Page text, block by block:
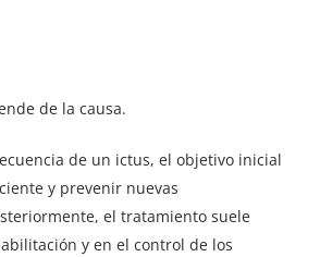
de la causa.
de un ictus, el objetivo inicial
y prevenir nuevas
el tratamiento suele
y en el control de los